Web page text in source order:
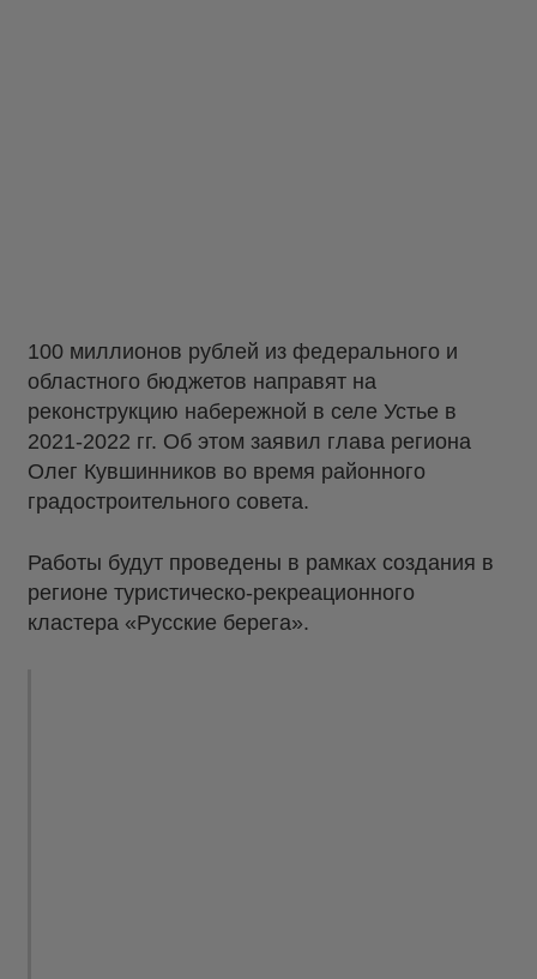
100 миллионов рублей из федерального и
областного бюджетов направят на
реконструкцию набережной в селе Устье в
2021-2022 гг. Об этом заявил глава региона
Олег Кувшинников во время районного
градостроительного совета.
Работы будут проведены в рамках создания в
регионе туристическо-рекреационного
кластера «Русские берега».